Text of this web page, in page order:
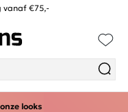
vanaf €75,-
looks